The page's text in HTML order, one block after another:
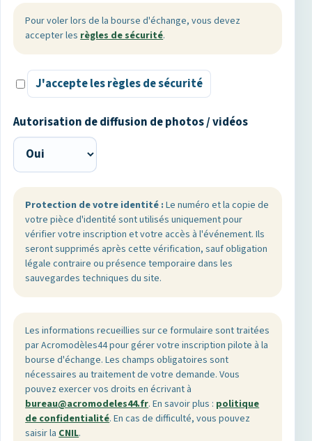
Pour voler lors de la bourse d'échange, vous devez
accepter lesrègles de sécurité.
J'accepte les règles de sécurité
Autorisation de diffusion de photos / vidéos
Protection de votre identité : Le numéro et la copie de
votre pièce d'identité sont utilisés uniquement pour
vérifier votre inscription et votre accès à l'événement. Ils
seront supprimés après cette vérification, sauf obligation
légale contraire ou présence temporaire dans les
sauvegardes techniques du site.
Les informations recueillies sur ce formulaire sont traitées
par Acromodèles44 pour gérer votre inscription pilote à la
bourse d'échange. Les champs obligatoires sont
nécessaires au traitement de votre demande. Vous
pouvez exercer vos droits en écrivant à
bureau@acromodeles44.fr. En savoir plus : politique
de confidentialité. En cas de difficulté, vous pouvez
saisir la CNIL.